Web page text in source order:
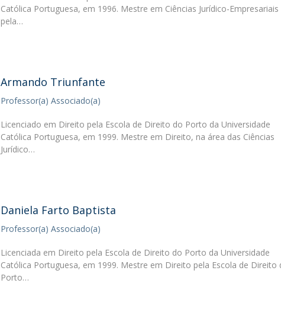
Católica Portuguesa, em 1996. Mestre em Ciências Jurídico-Empresariais
pela…
Armando Triunfante
Professor(a) Associado(a)
Licenciado em Direito pela Escola de Direito do Porto da Universidade
Católica Portuguesa, em 1999. Mestre em Direito, na área das Ciências
Jurídico…
Daniela Farto Baptista
Professor(a) Associado(a)
Licenciada em Direito pela Escola de Direito do Porto da Universidade
Católica Portuguesa, em 1999. Mestre em Direito pela Escola de Direito
Porto…